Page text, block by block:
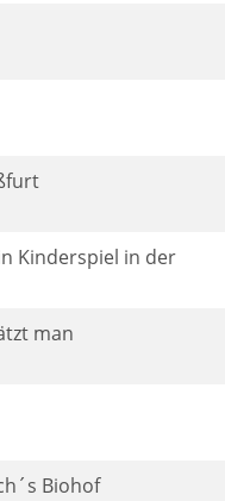
Kinderspiel in der
man
Biohof